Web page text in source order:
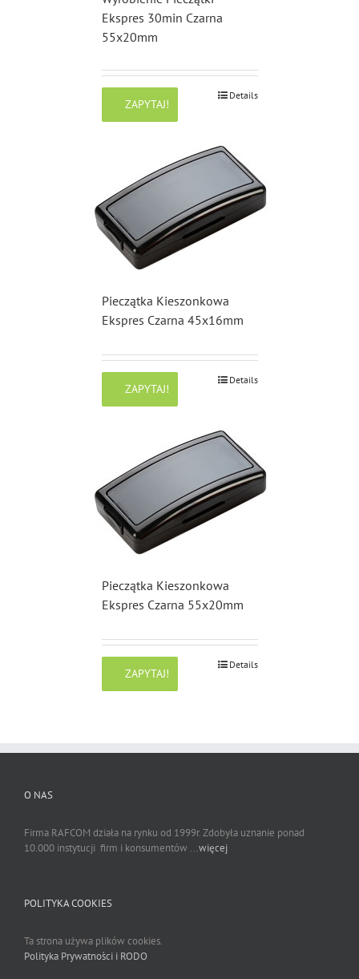
Ekspres 30min Czarna
55x20mm
ZAPYTAJ!
Details
Pieczątka Kieszonkowa
Ekspres Czarna 45x16mm
ZAPYTAJ!
Details
Pieczątka Kieszonkowa
Ekspres Czarna 55x20mm
ZAPYTAJ!
Details
O NAS
Firma RAFCOM działa na rynku od 1999r. Zdobyła uznanie ponad
10.000 instytucji firm i konsumentów ...więcej
POLITYKA COOKIES
Ta strona używa plików cookies.
Polityka Prywatności i RODO